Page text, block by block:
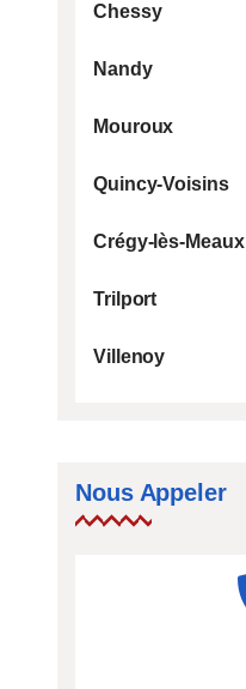
Chessy
Nandy
Mouroux
Quincy-Voisins
Crégy-lès-Meaux
Trilport
Villenoy
Nous Appeler